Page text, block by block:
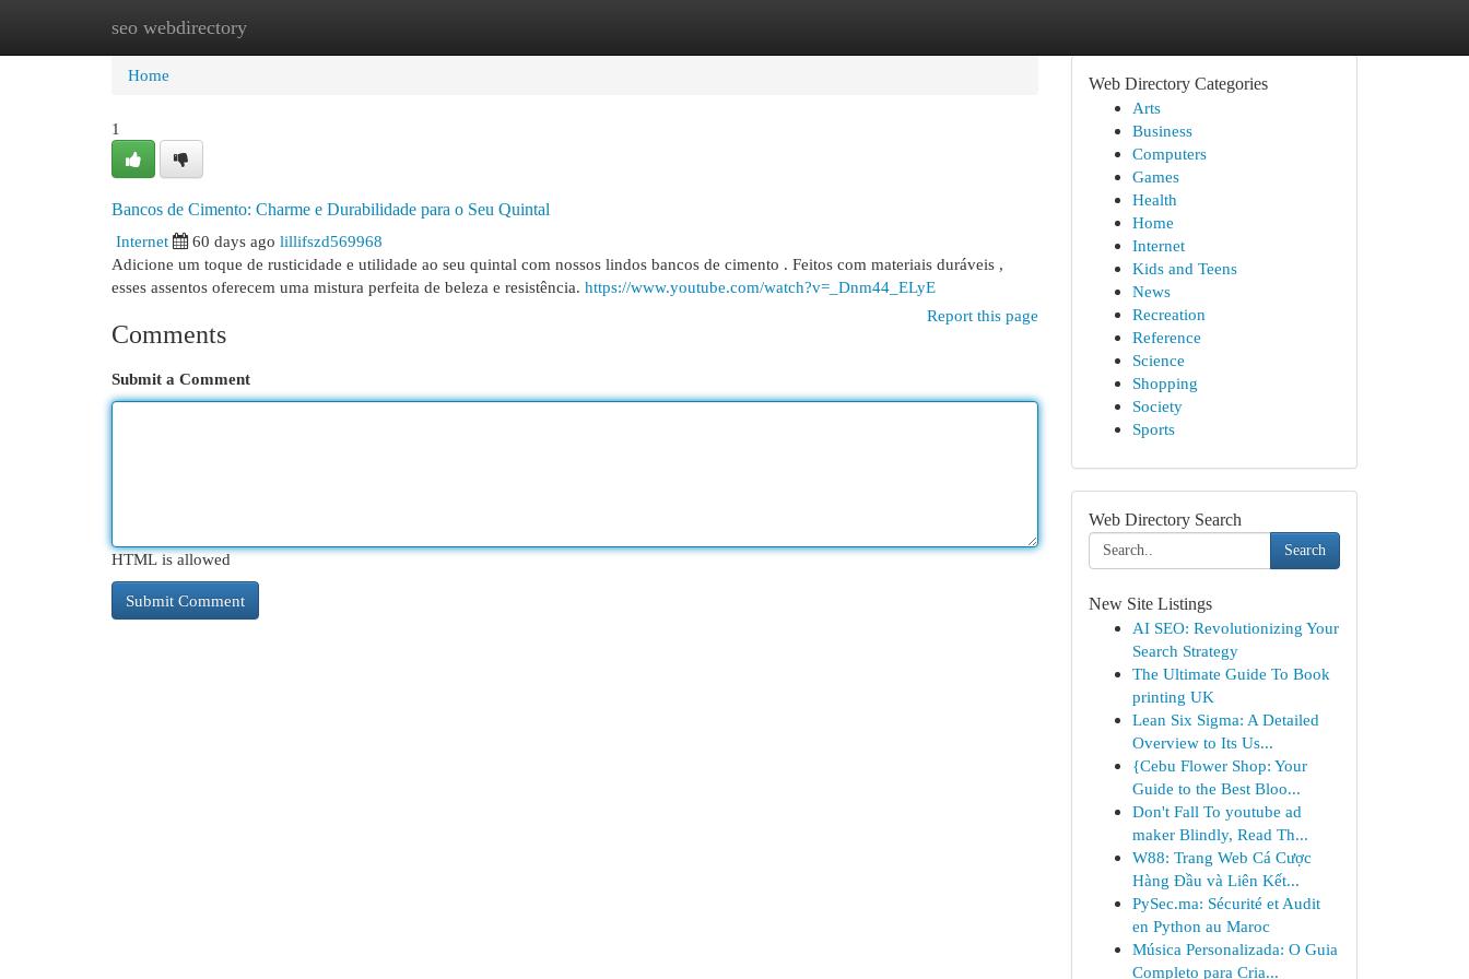
seo webdirectory
Home New Site Listings
Home
1
Bancos de Cimento: Charme e Durabilidade para o Seu Quintal
Internet
60 days ago lillifszd569968
Adicione um toque de rusticidade e utilidade ao seu quintal com nossos lindos bancos de cimento . Feitos com materiais duráveis ,
esses assentos oferecem uma mistura perfeita de beleza e resistência. https://www.youtube.com/watch?v=_Dnm44_ELyE
Report this page
Comments
Submit a Comment
HTML is allowed
Web Directory Categories
Arts
Business
Computers
Games
Health
Home
Internet
Kids and Teens
News
Recreation
Reference
Science
Shopping
Society
Sports
Web Directory Search
Search
New Site Listings
AI SEO: Revolutionizing Your
Search Strategy
The Ultimate Guide To Book
printing UK
Lean Six Sigma: A Detailed
Overview to Its Us...
{Cebu Flower Shop: Your
Guide to the Best Bloo...
Don't Fall To youtube ad
maker Blindly, Read Th...
W88: Trang Web Cá Cược
Hàng Đầu và Liên Kết...
PySec.ma: Sécurité et Audit
en Python au Maroc
Música Personalizada: O Guia
Completo para Cria...